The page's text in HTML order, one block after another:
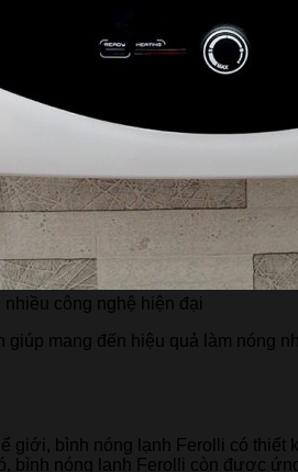
công nghệ hiện đại
mang đến hiệu quả làm nóng
giới, bình nóng lạnh Ferolli có
bình nóng lạnh Ferolli còn được